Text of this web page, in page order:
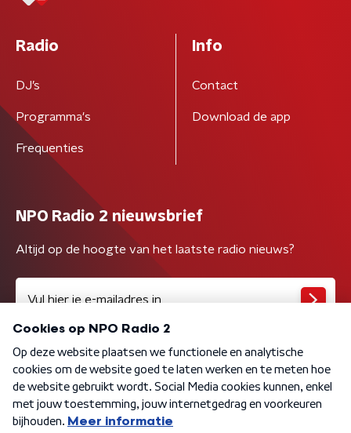
Radio
DJ’s
Programma's
Frequenties
Info
Contact
Download de app
NPO Radio 2 nieuwsbrief
Altijd op de hoogte van het laatste radio nieuws?
Algemene voorwaarden